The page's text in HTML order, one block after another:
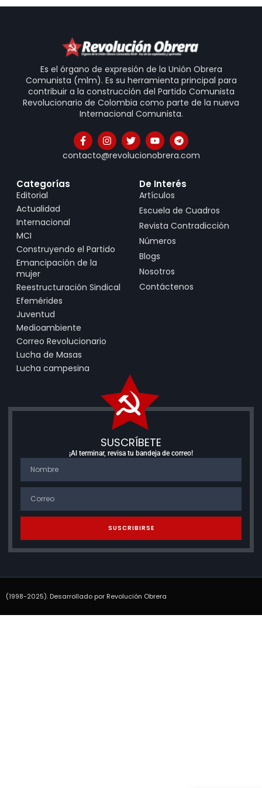
Es el órgano de expresión de la Unión Obrera
Comunista (mlm). Es su herramienta principal para
contribuir a la construcción del Partido Comunista
Revolucionario de Colombia como parte de la nueva
Internacional Comunista.
contacto@revolucionobrera.com
Categorías
Editorial
Actualidad
Internacional
MCI
Construyendo el Partido
Emancipación de la
mujer
Reestructuración Sindical
Efemérides
Juventud
Medioambiente
Correo Revolucionario
Lucha de Masas
Lucha campesina
De Interés
Artículos
Escuela de Cuadros
Revista Contradicción
Números
Blogs
Nosotros
Contáctenos
SUSCRÍBETE
¡Al terminar, revisa tu bandeja de correo!
SUSCRIBIRSE
(1998-2025). Desarrollado por Revolución Obrera